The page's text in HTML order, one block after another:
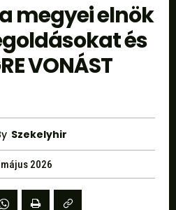
megyei elnök
és
VONÁST
Szekelyhir
2026